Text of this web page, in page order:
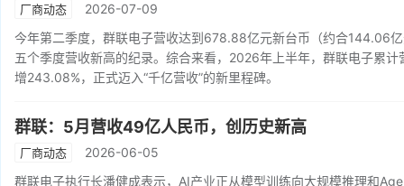
厂商动态
2026-07-09
今年第二季度，群联电子营收达到678.88亿元新台币（约合144.06
五个季度营收新高的纪录。综合来看，2026年上半年，群联电子累
增243.08%，正式迈入“千亿营收”的新里程碑。
群联：5月营收49亿人民币，创历史新高
厂商动态
2026-06-05
群联电子执行长潘健成表示，AI产业正从模型训练向大规模推理和